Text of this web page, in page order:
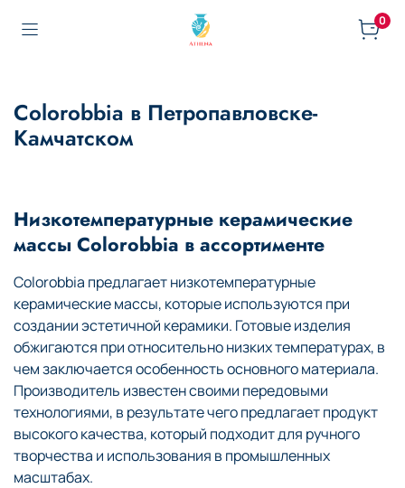
0
Colorobbia в Петропавловске-
Камчатском
Низкотемпературные керамические
массы Colorobbia в ассортименте
Colorobbia предлагает низкотемпературные
керамические массы, которые используются при
создании эстетичной керамики. Готовые изделия
обжигаются при относительно низких температурах, в
чем заключается особенность основного материала.
Производитель известен своими передовыми
технологиями, в результате чего предлагает продукт
высокого качества, который подходит для ручного
творчества и использования в промышленных
масштабах.